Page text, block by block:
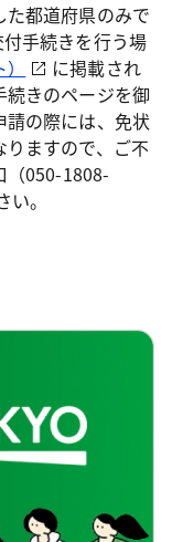
た都道府県のみで
手続きを行う場
に掲載され
続きのページを御
請の際には、免状
ますので、ご不
（050-1808-
。